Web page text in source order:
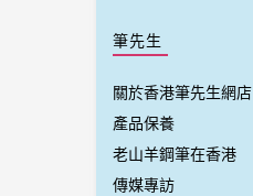
筆先生
關於香港筆先生網店
產品保養
老山羊鋼筆在香港
傳媒專訪